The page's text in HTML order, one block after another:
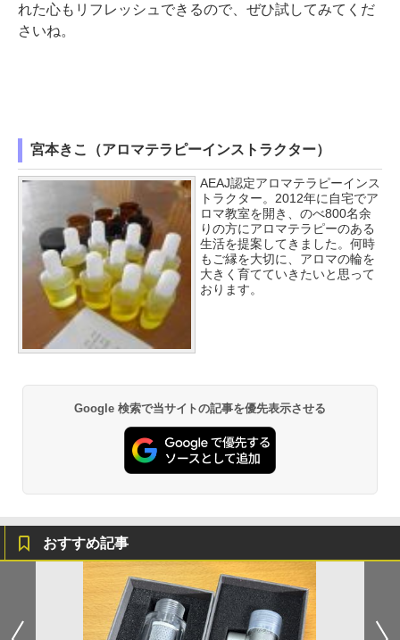
れた心もリフレッシュできるので、ぜひ試してみてくだ
さいね。
宮本きこ（アロマテラピーインストラクター）
AEAJ認定アロマテラピーインス
トラクター。2012年に自宅でア
ロマ教室を開き、のべ800名余
りの方にアロマテラピーのある
生活を提案してきました。何時
もご縁を大切に、アロマの輪を
大きく育てていきたいと思って
おります。
Google 検索で当サイトの記事を優先表示させる
おすすめ記事